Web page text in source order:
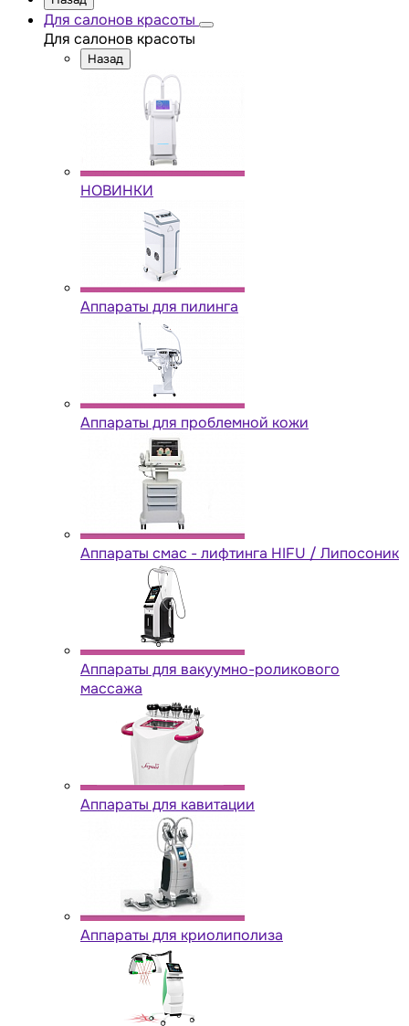
Для салонов красоты
Для салонов красоты
Назад
НОВИНКИ
Аппараты для пилинга
Аппараты для проблемной кожи
Аппараты cмас - лифтинга HIFU / Липосоник
Аппараты для вакуумно-роликового
массажа
Аппараты для кавитации
Аппараты для криолиполиза